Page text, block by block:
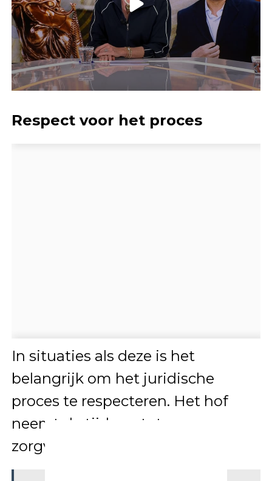
Respect voor het proces
In situaties als deze is het
belangrijk om het juridische
proces te respecteren. Het hof
neemt de tijd om tot een
zorgvuldig oordeel te komen.